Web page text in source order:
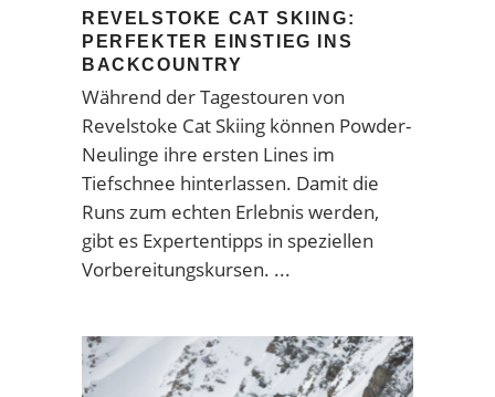
REVELSTOKE CAT SKIING:
PERFEKTER EINSTIEG INS
BACKCOUNTRY
Während der Tagestouren von
Revelstoke Cat Skiing können Powder-
Neulinge ihre ersten Lines im
Tiefschnee hinterlassen. Damit die
Runs zum echten Erlebnis werden,
gibt es Expertentipps in speziellen
Vorbereitungskursen.